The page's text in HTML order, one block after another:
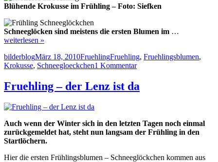
Blühende Krokusse im Frühling – Foto: Siefken
Schneeglöcken sind meistens die ersten Blumen im …
weiterlesen »
Autor
bilderblogVeröffentlicht
am
März 18, 2010Kategorien
FruehlingSchlagwörter
Fruehling, Fruehlingsblumen,
Krokusse, Schneegloeckchen1 Kommentarzu
Fruehling
ist
Fruehling – der Lenz ist da
Auch wenn der Winter sich in den letzten Tagen noch einmal
zurückgemeldet hat, steht nun langsam der Frühling in den
Startlöchern.
Hier die ersten Frühlingsblumen – Schneeglöckchen kommen aus